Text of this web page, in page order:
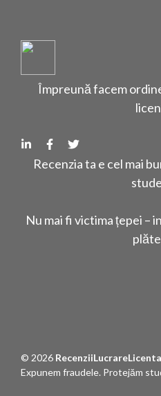
Împreună facem
Recenzia ta e cel mai
Nu mai fi victima țepei –
© 2026
Expunem fraudele. Protejăm